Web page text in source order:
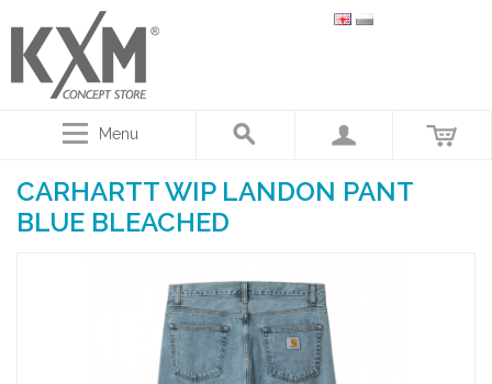
Menu
CARHARTT WIP LANDON PANT
BLUE BLEACHED